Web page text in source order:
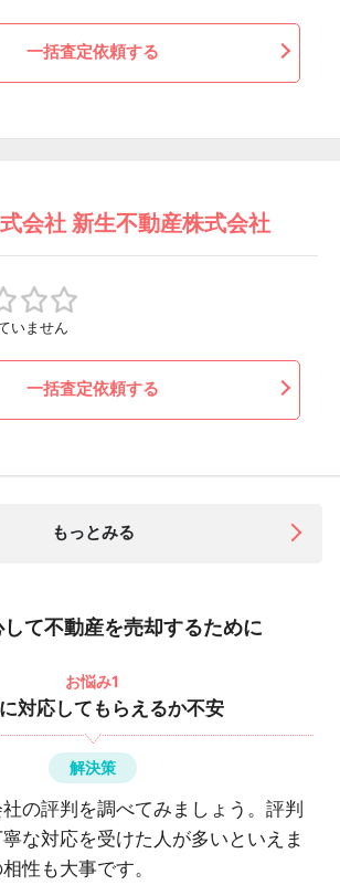
一括査定依頼する
会社 新生不動産株式会社
いません
一括査定依頼する
もっとみる
て不動産を売却するために
お悩み1
対応してもらえるか不安
解決策
の評判を調べてみましょう。評判
な対応を受けた人が多いといえま
性も大事です。